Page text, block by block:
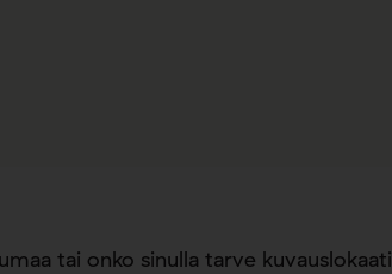
tai onko sinulla tarve